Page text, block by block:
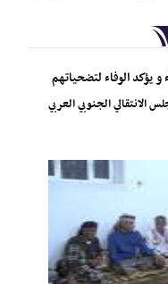
يؤكد الوفاء لتضحياتهم
الانتقالي الجنوبي العربي